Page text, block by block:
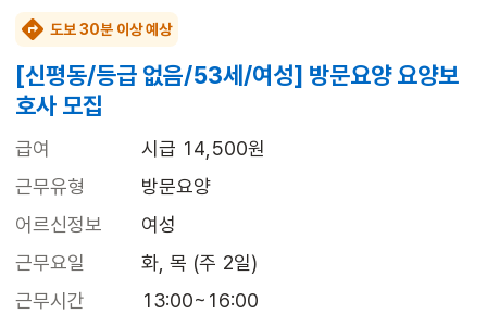
도보 30분 이상 예상
[신평동/등급 없음/53세/여성] 방문요양 요양보
호사 모집
급여
시급 14,500원
근무유형
방문요양
어르신정보
여성
근무요일
화, 목 (주 2일)
근무시간
13:00~16:00